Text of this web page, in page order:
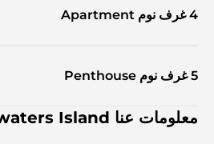
4 غرف نوم Apartment
5 غرف نوم Penthouse
معلومات عنا Bluewaters Island